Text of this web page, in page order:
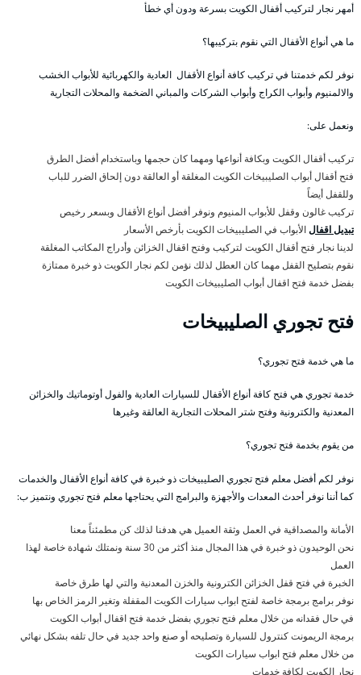
أمهر نجار لتركيب أقفال الكويت بسرعة ودون أي خطأ
ما هي أنواع الأقفال التي نقوم بتركيبها؟
نوفر لكم خدمتنا في تركيب كافة أنواع الأقفال العادية والكهربائية للأبواب الخشب
والالمنيوم وأبواب الكراج وأبواب الشركات والمباني الضخمة والمحلات التجارية
ونعمل على:
تركيب أقفال الكويت وبكافة أنواعها ومهما كان حجمها وباستخدام أفضل الطرق
فتح أقفال أبواب الصليبيخات الكويت المغلقة أو العالقة دون إلحاق الضرر للباب
وللقفل أيضاً
تركيب غالون وقفل للأبواب المنيوم ونوفر أفضل أنواع الأقفال وبسعر رخيص
تبديل اقفالالأبواب في الصليبيخات الكويت بأرخص الأسعار
لدينا نجار فتح أقفال الكويت لتركيب وفتح اقفال الخزائن وأدراج المكاتب المغلقة
نقوم بتصليح القفل مهما كان العطل لذلك نؤمن لكم نجار الكويت ذو خبرة ممتازة
بفضل خدمة فتح اقفال أبواب الصليبيخات الكويت
فتح تجوري الصليبيخات
ما هي خدمة فتح تجوري؟
خدمة تجوري هي فتح كافة أنواع الأقفال للسيارات العادية والفول أوتوماتيك والخزائن
المعدنية والكترونية وفتح شتر المحلات التجارية العالقة وغيرها
من يقوم بخدمة فتح تجوري؟
نوفر لكم أفضل معلم فتح تجوري الصليبيخات ذو خبرة في كافة أنواع الأقفال والخدمات
كما أننا نوفر أحدث المعدات والأجهزة والبرامج التي يحتاجها معلم فتح تجوري ونتميز ب:
الأمانة والمصداقية في العمل وثقة العميل هي هدفنا لذلك كن مطمئناً معنا
نحن الوحيدون ذو خبرة في هذا المجال منذ أكثر من 30 سنة ونمتلك شهادة خاصة لهذا
العمل
الخبرة في فتح قفل الخزائن الكترونية والخزن المعدنية والتي لها طرق خاصة
نوفر برامج برمجة خاصة لفتح ابواب سيارات الكويت المقفلة وتغير الرمز الخاص بها
في حال فقدانه من خلال معلم فتح تجوري بفضل خدمة فتح اقفال أبواب الكويت
برمجة الريمونت كنترول للسيارة وتصليحه أو صنع واحد جديد في حال تلفه بشكل نهائي
من خلال معلم فتح ابواب سيارات الكويت
نجار الكويت لكافة خدمات